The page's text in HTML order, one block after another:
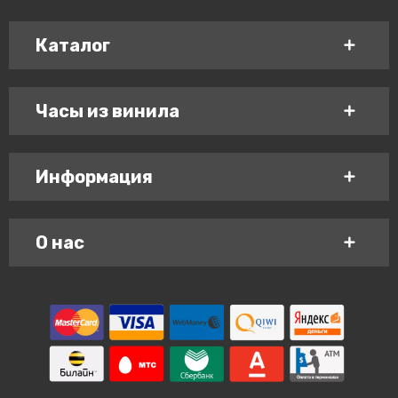
Каталог
Часы из винила
Информация
О нас